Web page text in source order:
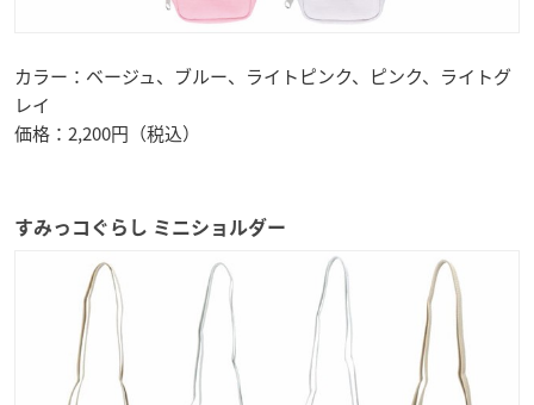
カラー：ベージュ、ブルー、ライトピンク、ピンク、ライトグ
レイ
価格：2,200円（税込）
すみっコぐらし ミニショルダー